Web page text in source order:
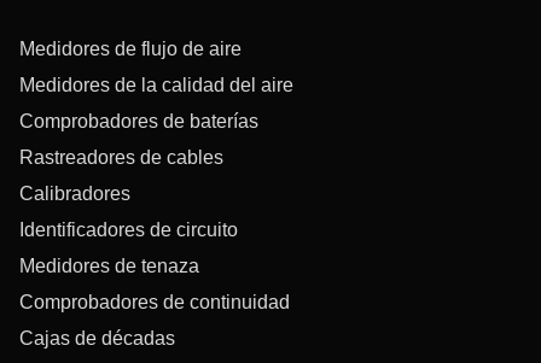
Medidores de flujo de aire
Medidores de la calidad del aire
Comprobadores de baterías
Rastreadores de cables
Calibradores
Identificadores de circuito
Medidores de tenaza
Comprobadores de continuidad
Cajas de décadas